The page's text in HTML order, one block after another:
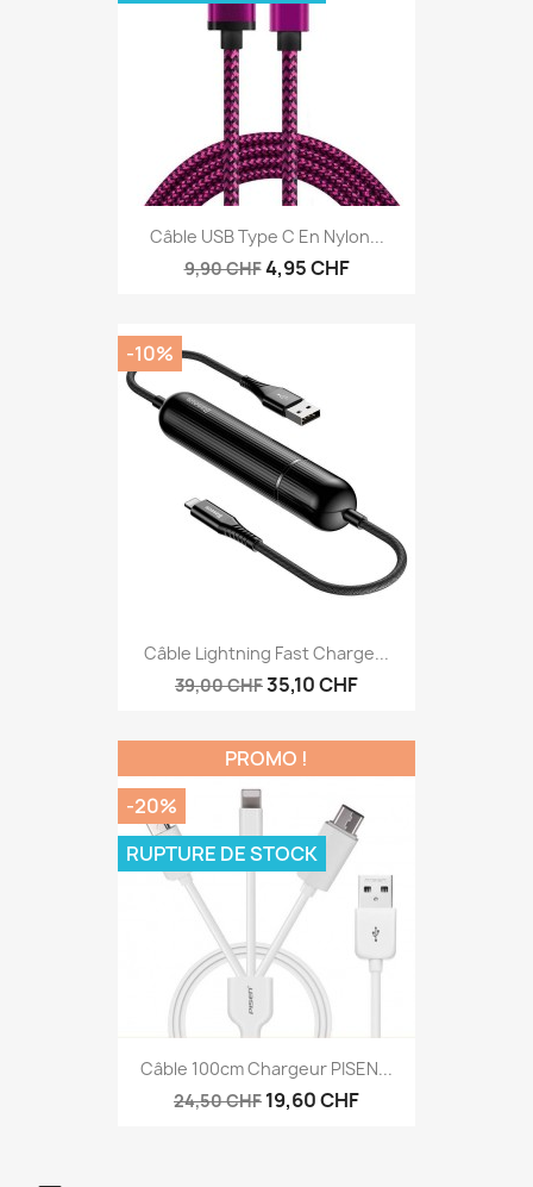
Câble USB Type C En Nylon...
9,90 CHF4,95 CHF
Câble Lightning Fast Charge...
39,00 CHF35,10 CHF
-10%
Câble 100cm Chargeur PISEN...
24,50 CHF 19,60 CHF
PROMO !
-20%
RUPTURE DE STOCK